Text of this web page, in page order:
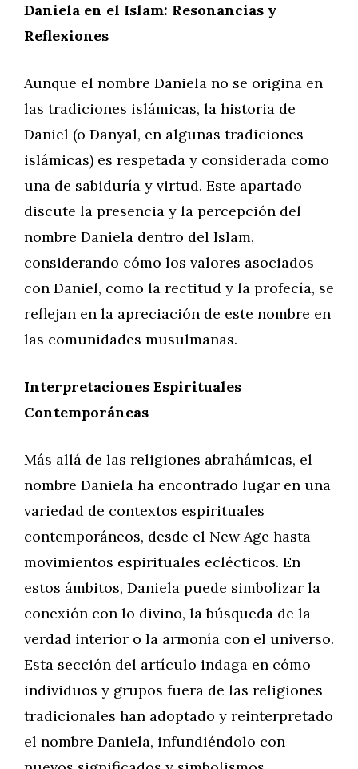
Daniela en el Islam: Resonancias y
Reflexiones
Aunque el nombre Daniela no se origina en
las tradiciones islámicas, la historia de
Daniel (o Danyal, en algunas tradiciones
islámicas) es respetada y considerada como
una de sabiduría y virtud. Este apartado
discute la presencia y la percepción del
nombre Daniela dentro del Islam,
considerando cómo los valores asociados
con Daniel, como la rectitud y la profecía, se
reflejan en la apreciación de este nombre en
las comunidades musulmanas.
Interpretaciones Espirituales
Contemporáneas
Más allá de las religiones abrahámicas, el
nombre Daniela ha encontrado lugar en una
variedad de contextos espirituales
contemporáneos, desde el New Age hasta
movimientos espirituales eclécticos. En
estos ámbitos, Daniela puede simbolizar la
conexión con lo divino, la búsqueda de la
verdad interior o la armonía con el universo.
Esta sección del artículo indaga en cómo
individuos y grupos fuera de las religiones
tradicionales han adoptado y reinterpretado
el nombre Daniela, infundiéndolo con